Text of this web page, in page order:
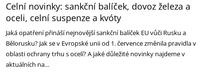
Celní novinky: sankční balíček, dovoz železa a
oceli, celní suspenze a kvóty
Jaká opatření přináší nejnovější sankční balíček EU vůči Rusku a
Bělorusku? Jak se v Evropské unii od 1. července změnila pravidla v
oblasti ochrany trhu s ocelí? A jaké důležité novinky najdeme v
aktuálních na…